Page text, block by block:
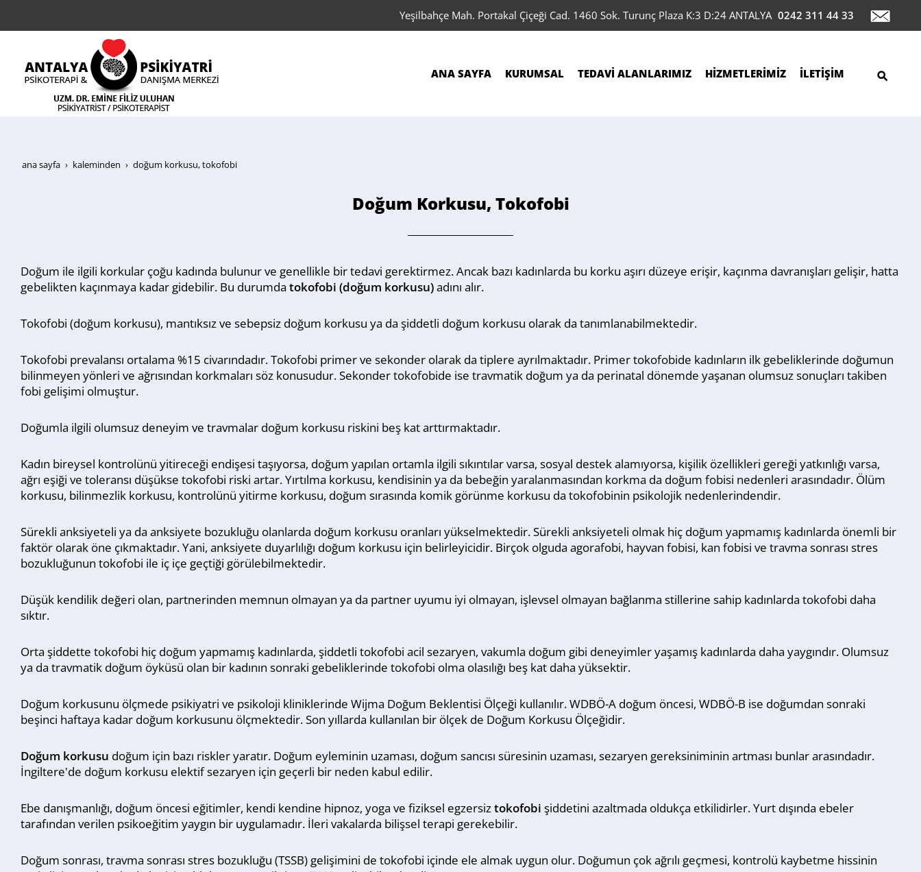
Yeşilbahçe Mah. Portakal Çiçeği Cad. 1460 Sok. Turunç Plaza K:3 D:24 ANTALYA 0242 311 44 33
ANA SAYFA KURUMSAL TEDAVİ ALANLARIMIZ HİZMETLERİMİZ İLETİŞİM
ana sayfa kaleminden doğum korkusu, tokofobi
Doğum Korkusu, Tokofobi
Doğum ile ilgili korkular çoğu kadında bulunur ve genellikle bir tedavi gerektirmez. Ancak bazı kadınlarda bu korku aşırı düzeye erişir, kaçınma davranışları gelişir, hatta
gebelikten kaçınmaya kadar gidebilir. Bu durumda tokofobi (doğum korkusu)adını alır.
Tokofobi (doğum korkusu), mantıksız ve sebepsiz doğum korkusu ya da şiddetli doğum korkusu olarak da tanımlanabilmektedir.
Tokofobi prevalansı ortalama %15 civarındadır. Tokofobi primer ve sekonder olarak da tiplere ayrılmaktadır. Primer tokofobide kadınların ilk gebeliklerinde doğumun
bilinmeyen yönleri ve ağrısından korkmaları söz konusudur. Sekonder tokofobide ise travmatik doğum ya da perinatal dönemde yaşanan olumsuz sonuçları takiben
fobi gelişimi olmuştur.
Doğumla ilgili olumsuz deneyim ve travmalar doğum korkusu riskini beş kat arttırmaktadır.
Kadın bireysel kontrolünü yitireceği endişesi taşıyorsa, doğum yapılan ortamla ilgili sıkıntılar varsa, sosyal destek alamıyorsa, kişilik özellikleri gereği yatkınlığı varsa,
ağrı eşiği ve toleransı düşükse tokofobi riski artar. Yırtılma korkusu, kendisinin ya da bebeğin yaralanmasından korkma da doğum fobisi nedenleri arasındadır. Ölüm
korkusu, bilinmezlik korkusu, kontrolünü yitirme korkusu, doğum sırasında komik görünme korkusu da tokofobinin psikolojik nedenlerindendir.
Sürekli anksiyeteli ya da anksiyete bozukluğu olanlarda doğum korkusu oranları yükselmektedir. Sürekli anksiyeteli olmak hiç doğum yapmamış kadınlarda önemli bir
faktör olarak öne çıkmaktadır. Yani, anksiyete duyarlılığı doğum korkusu için belirleyicidir. Birçok olguda agorafobi, hayvan fobisi, kan fobisi ve travma sonrası stres
bozukluğunun tokofobi ile iç içe geçtiği görülebilmektedir.
Düşük kendilik değeri olan, partnerinden memnun olmayan ya da partner uyumu iyi olmayan, işlevsel olmayan bağlanma stillerine sahip kadınlarda tokofobi daha
sıktır.
Orta şiddette tokofobi hiç doğum yapmamış kadınlarda, şiddetli tokofobi acil sezaryen, vakumla doğum gibi deneyimler yaşamış kadınlarda daha yaygındır. Olumsuz
ya da travmatik doğum öyküsü olan bir kadının sonraki gebeliklerinde tokofobi olma olasılığı beş kat daha yüksektir.
Doğum korkusunu ölçmede psikiyatri ve psikoloji kliniklerinde Wijma Doğum Beklentisi Ölçeği kullanılır. WDBÖ-A doğum öncesi, WDBÖ-B ise doğumdan sonraki
beşinci haftaya kadar doğum korkusunu ölçmektedir. Son yıllarda kullanılan bir ölçek de Doğum Korkusu Ölçeğidir.
Doğum korkusu doğum için bazı riskler yaratır. Doğum eyleminin uzaması, doğum sancısı süresinin uzaması, sezaryen gereksiniminin artması bunlar arasındadır.
İngiltere'de doğum korkusu elektif sezaryen için geçerli bir neden kabul edilir.
Ebe danışmanlığı, doğum öncesi eğitimler, kendi kendine hipnoz, yoga ve fiziksel egzersiztokofobi şiddetini azaltmada oldukça etkilidirler. Yurt dışında ebeler
tarafından verilen psikoeğitim yaygın bir uygulamadır. İleri vakalarda bilişsel terapi gerekebilir.
Doğum sonrası, travma sonrası stres bozukluğu (TSSB) gelişimini de tokofobi içinde ele almak uygun olur. Doğumun çok ağrılı geçmesi, kontrolü kaybetme hissinin